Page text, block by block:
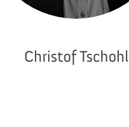
Christof Tschohl